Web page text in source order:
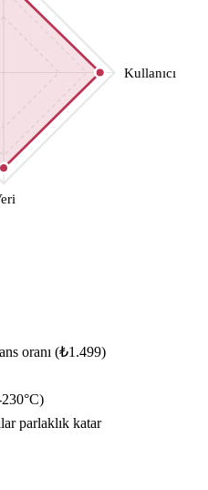
Kullanıcı
oranı (₺1.499)
parlaklık katar